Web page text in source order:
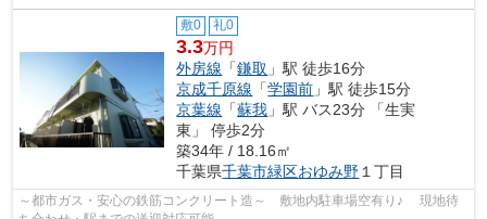
敷0 礼0
3.3万円
外房線 「鎌取 」駅 徒歩16分
京成千原線 「学園前 」駅 徒歩15分
京葉線 「蘇我 」駅 バス23分 「生実
東」 停歩2分
築34年 / 18.16㎡
千葉県千葉市緑区おゆみ野１丁目
～都市ガス・安心の鉄筋コンクリート造～ 敷地内駐車場空有り♪ 現地待